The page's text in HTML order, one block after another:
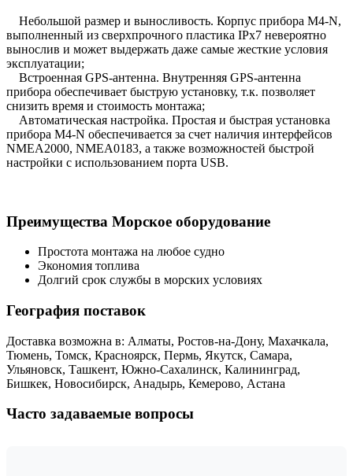
Небольшой размер и выносливость. Корпус прибора M4-N,
выполненный из сверхпрочного пластика IPx7 невероятно
вынослив и может выдержать даже самые жесткие условия
эксплуатации;
Встроенная GPS-антенна. Внутренняя GPS-антенна
прибора обеспечивает быструю установку, т.к. позволяет
снизить время и стоимость монтажа;
Автоматическая настройка. Простая и быстрая установка
прибора M4-N обеспечивается за счет наличия интерфейсов
NMEA2000, NMEA0183, а также возможностей быстрой
настройки с использованием порта USB.
Преимущества Морское оборудование
Простота монтажа на любое судно
Экономия топлива
Долгий срок службы в морских условиях
География поставок
Доставка возможна в: Алматы, Ростов-на-Дону, Махачкала,
Тюмень, Томск, Красноярск, Пермь, Якутск, Самара,
Ульяновск, Ташкент, Южно-Сахалинск, Калининград,
Бишкек, Новосибирск, Анадырь, Кемерово, Астана
Часто задаваемые вопросы